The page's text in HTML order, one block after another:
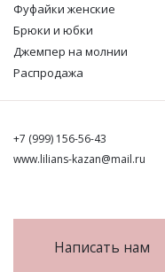
Фуфайки женские
Брюки и юбки
Джемпер на молнии
Распродажа
+7 (999) 156-56-43
www.lilians-kazan@mail.ru
Написать нам